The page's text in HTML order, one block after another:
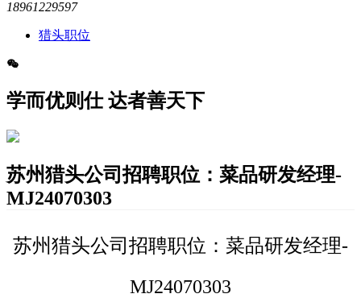
18961229597
猎头职位
学而优则仕 达者善天下
苏州猎头公司招聘职位：菜品研发经理-
MJ24070303
苏州猎头公司招聘职位：菜品研发经理-
MJ24070303